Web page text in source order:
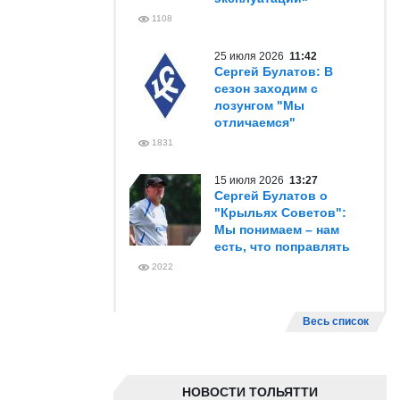
1108
25 июля 2026 11:42
Сергей Булатов: В
сезон заходим с
лозунгом "Мы
отличаемся"
1831
15 июля 2026 13:27
Сергей Булатов о
"Крыльях Советов":
Мы понимаем – нам
есть, что поправлять
2022
Весь список
НОВОСТИ ТОЛЬЯТТИ